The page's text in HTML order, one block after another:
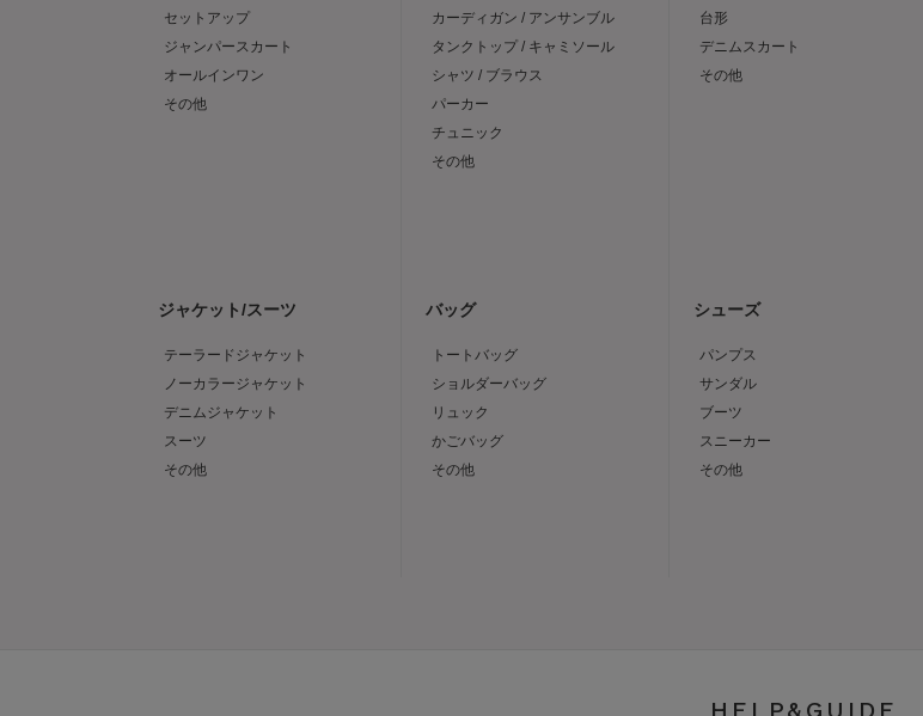
セットアップ
ジャンパースカート
オールインワン
その他
カーディガン / アンサンブル
タンクトップ / キャミソール
シャツ / ブラウス
パーカー
チュニック
その他
台形
デニムスカート
その他
ジャケット/スーツ
テーラードジャケット
ノーカラージャケット
デニムジャケット
スーツ
その他
バッグ
トートバッグ
ショルダーバッグ
リュック
かごバッグ
その他
シューズ
パンプス
サンダル
ブーツ
スニーカー
その他
HELP&GUIDE